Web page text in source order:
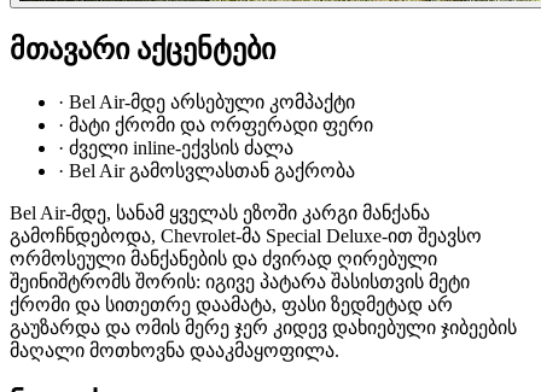
მთავარი აქცენტები
· Bel Air-მდე არსებული კომპაქტი
· მატი ქრომი და ორფერადი ფერი
· ძველი inline-ექვსის ძალა
· Bel Air გამოსვლასთან გაქრობა
Bel Air-მდე, სანამ ყველას ეზოში კარგი მანქანა
გამოჩნდებოდა, Chevrolet-მა Special Deluxe-ით შეავსო
ორმოსეული მანქანების და ძვირად ღირებული
შეინიშტრომს შორის: იგივე პატარა შასისთვის მეტი
ქრომი და სითეთრე დაამატა, ფასი ზედმეტად არ
გაუზარდა და ომის მერე ჯერ კიდევ დახიებული ჯიბეების
მაღალი მოთხოვნა დააკმაყოფილა.